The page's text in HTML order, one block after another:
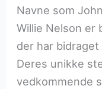
Navne som
Willie Nelson er
der har
Deres unikke
vedkommende